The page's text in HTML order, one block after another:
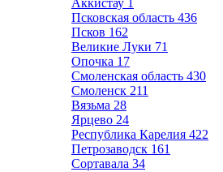
Аккистау 1
Псковская область 436
Псков 162
Великие Луки 71
Опочка 17
Смоленская область 430
Смоленск 211
Вязьма 28
Ярцево 24
Республика Карелия 422
Петрозаводск 161
Сортавала 34